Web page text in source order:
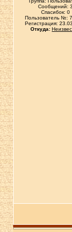
Сообщений: 3
Спасибок: 0
Пользователь №:
Регистрация:
Откуда: